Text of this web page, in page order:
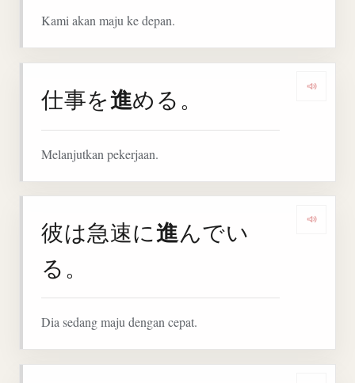
Kami akan maju ke depan.
仕事を進める。
Melanjutkan pekerjaan.
彼は急速に進んでい
る。
Dia sedang maju dengan cepat.